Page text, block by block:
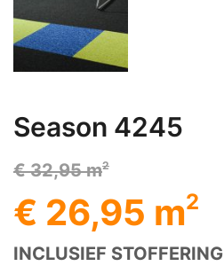
Season 4245
€ 32,95 m2
€ 26,95 m2
INCLUSIEF STOFFERING